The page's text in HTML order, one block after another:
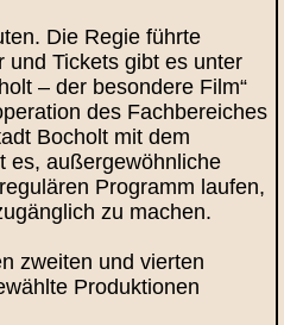
Die Regie führte
und Tickets gibt es unter
– der besondere Film“
des Fachbereiches
Bocholt mit dem
es, außergewöhnliche
Programm laufen,
zu machen.
zweiten und vierten
Produktionen